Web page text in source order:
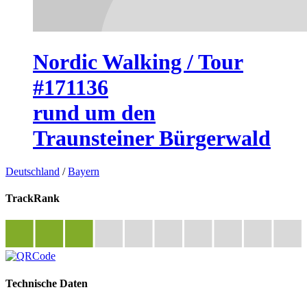
Nordic Walking / Tour
#171136
rund um den
Traunsteiner Bürgerwald
Deutschland /Bayern
TrackRank
Technische Daten